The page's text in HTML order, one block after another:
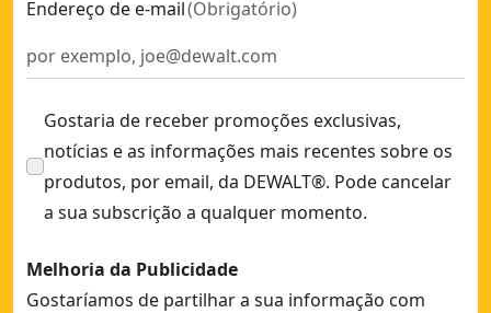
Endereço de e-mail(Obrigatório)
Gostaria de receber promoções exclusivas,
notícias e as informações mais recentes sobre os
produtos, por email, da DEWALT®. Pode cancelar
a sua subscrição a qualquer momento.
Melhoria da Publicidade
Gostaríamos de partilhar a sua informação com